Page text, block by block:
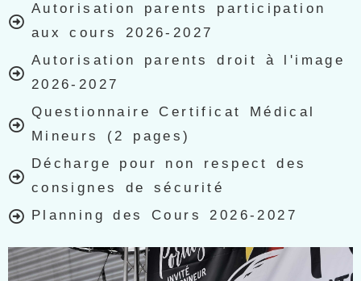
Autorisation parents participation
aux cours 2026-2027
Autorisation parents droit à l'image
2026-2027
Questionnaire Certificat Médical
Mineurs (2 pages)
Décharge pour non respect des
consignes de sécurité
Planning des Cours 2026-2027